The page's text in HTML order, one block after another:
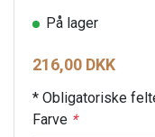
På lager
216,00 DKK
* Obligatoriske
Farve *